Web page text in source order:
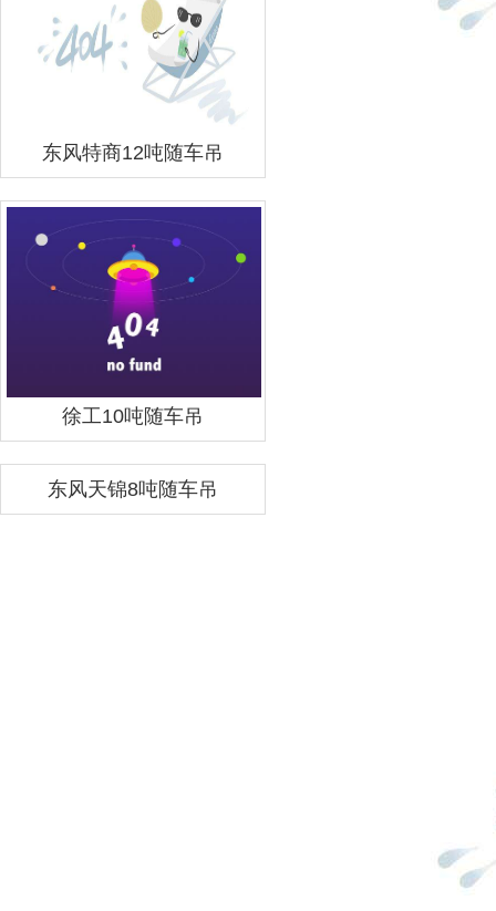
东风特商12吨随车吊
徐工10吨随车吊
东风天锦8吨随车吊